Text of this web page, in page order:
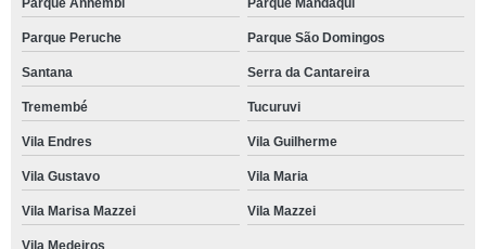
Parque Anhembi Parque Mandaqui
Parque Peruche Parque São Domingos
Santana Serra da Cantareira
Tremembé Tucuruvi
Vila Endres Vila Guilherme
Vila Gustavo Vila Maria
Vila Marisa Mazzei Vila Mazzei